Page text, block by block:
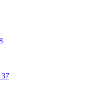
37